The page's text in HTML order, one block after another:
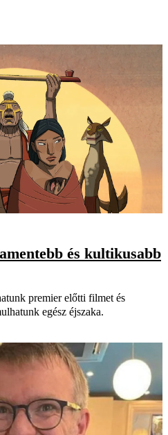
és kultikusabb
premier előtti filmet és
egész éjszaka.